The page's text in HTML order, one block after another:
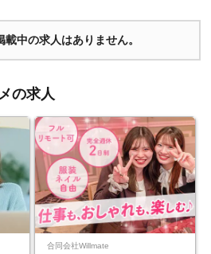
中の求人はありません。
の求人
合同会社Willmate